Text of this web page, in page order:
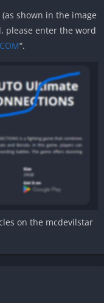
shown in the image
please enter the word
“.
on the mcdevilstar